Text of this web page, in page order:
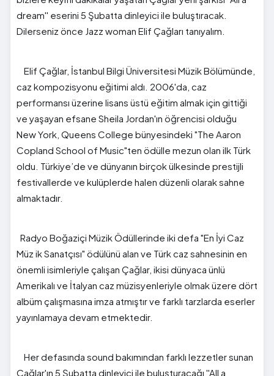
dream'' eserini 5 Şubatta dinleyici ile buluştıracak.
Dilerseniz önce Jazz woman Elif Çağları tanıyalım.
Elif Çağlar, İstanbul Bilgi Üniversitesi Müzik Bölümünde,
caz kompozisyonu eğitimi aldı. 2006'da, caz
performansı üzerine lisans üstü eğitim almak için gittiği
ve yaşayan efsane Sheila Jordan'ın öğrencisi olduğu
New York, Queens College bünyesindeki "The Aaron
Copland School of Music"ten ödülle mezun olan ilk Türk
oldu. Türkiye’de ve dünyanın birçok ülkesinde prestijli
festivallerde ve kulüplerde halen düzenli olarak sahne
almaktadır.
Radyo Boğaziçi Müzik Ödüllerinde iki defa "En İyi Caz
Müz ik Sanatçısı" ödülünü alan ve Türk caz sahnesinin en
önemli isimleriyle çalışan Çağlar, ikisi dünyaca ünlü
Amerikalı ve İtalyan caz müzisyenleriyle olmak üzere dört
albüm çalışmasına imza atmıştır ve farklı tarzlarda eserler
yayınlamaya devam etmektedir.
Her defasında sound bakımından farklı lezzetler sunan
Çağlar'ın 5 Şubatta dinleyici ile buluşturacağı ''All a